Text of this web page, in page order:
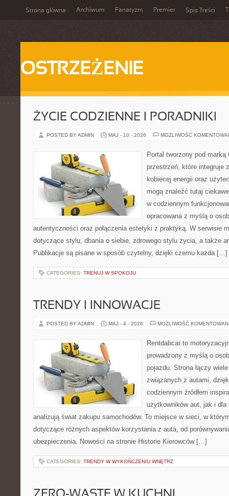
Strona główna Archiwum Fanatyzm Premier Spis Treści
OSTRZEŻENIE
ŻYCIE CODZIENNE I PORADNIKI
POSTED BY ADMIN MAJ - 10 - 2026 MOŻLIWOŚĆ
Portal tworzony pod
przestrzeń, które integruje
kobiecej energii oraz
mogą znaleźć tutaj
w codziennym
opracowana z myślą o
autentyczności oraz połączenia estetyki z praktyką. W serwisie
dotyczące stylu, dbania o siebie, zdrowego stylu życia, a także
Publikacje są pisane w sposób czytelny, dzięki czemu każda […]
CATEGORIES: TRENUJ W SPOKOJU
TRENDY I INNOWACJE
POSTED BY ADMIN MAJ - 4 - 2026 MOŻLIWOŚĆ
Rentdabcar to
prowadzony z myślą o
pojazdu. Strona łączy
związanych z autami,
codziennym źródłem
użytkowników aut, jak i
analizują świat zakupu samochodów. To miejsce w sieci, w
dotyczące różnych aspektów korzystania z auta, od
ubezpieczenia. Nowości na stronie Historie Kierowców […]
CATEGORIES: TRENDY W WYKOŃCZENIU WNĘTRZ